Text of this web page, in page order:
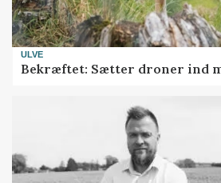
ULVE
Bekræftet: Sætter droner ind